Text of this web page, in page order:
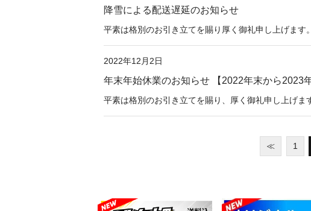
降雪による配送遅延のお知らせ
平素は格別のお引き立てを賜り厚く御礼申し上げま
2022年12月2日
年末年始休業のお知らせ 【2022年末から2023年
平素は格別のお引き立てを賜り、厚く御礼申し上げ
≪ 1